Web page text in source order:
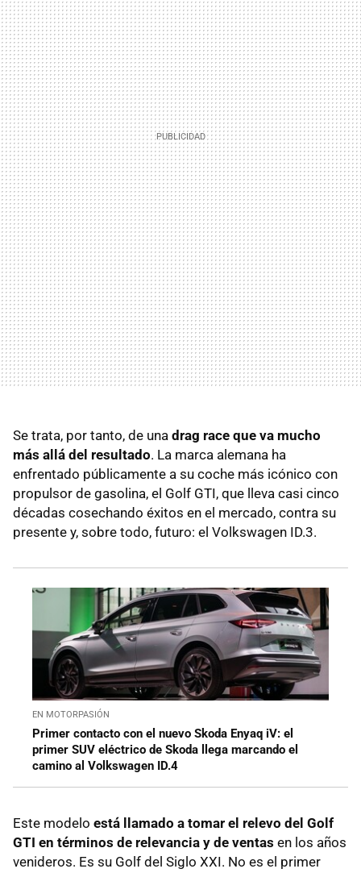
Se trata, por tanto, de una drag race que va mucho
más allá del resultado. La marca alemana ha
enfrentado públicamente a su coche más icónico con
propulsor de gasolina, el Golf GTI, que lleva casi cinco
décadas cosechando éxitos en el mercado, contra su
presente y, sobre todo, futuro: el Volkswagen ID.3.
EN MOTORPASIÓN
Primer contacto con el nuevo Skoda Enyaq iV: el
primer SUV eléctrico de Skoda llega marcando el
camino al Volkswagen ID.4
Este modelo está llamado a tomar el relevo del Golf
GTI en términos de relevancia y de ventas en los años
venideros. Es su Golf del Siglo XXI. No es el primer